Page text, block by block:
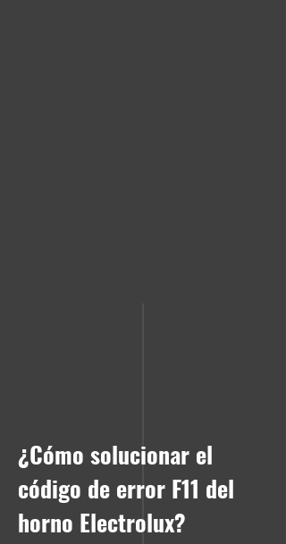
¿Cómo solucionar el
código de error F11 del
horno Electrolux?